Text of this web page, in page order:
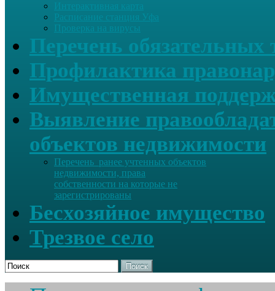
Интерактивная карта
Расписание станция Уфа
Проверка на вирусы
Перечень обязательных
Профилактика
Имущественная
Выявление
объектов недвижимости
Перечень ранее учтенных объектов
недвижимости, права
собственности на которые не
зарегистрированы
Бесхозяйное имущество
Трезвое село
Поиск